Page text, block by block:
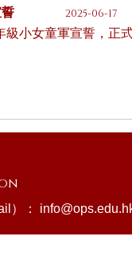
2025-06-17
級小女童軍宣誓，正
）：